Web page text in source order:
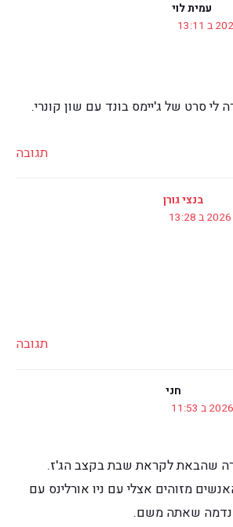
עמית לוי
לי סרט של ג'יימס בונד עם שון קונרי.
תגובה
בנצי גורן
תגובה
חני
שהבאת לקראת שבת בקצב הג'ז.
מזוהים אצלי עם ניו אורלינס עם
נדמה שאתה משם.